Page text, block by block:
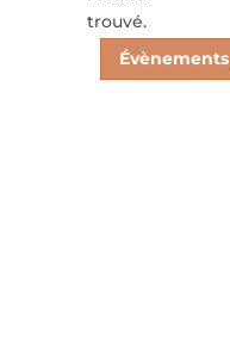
Notice
trouvé.
Évènements